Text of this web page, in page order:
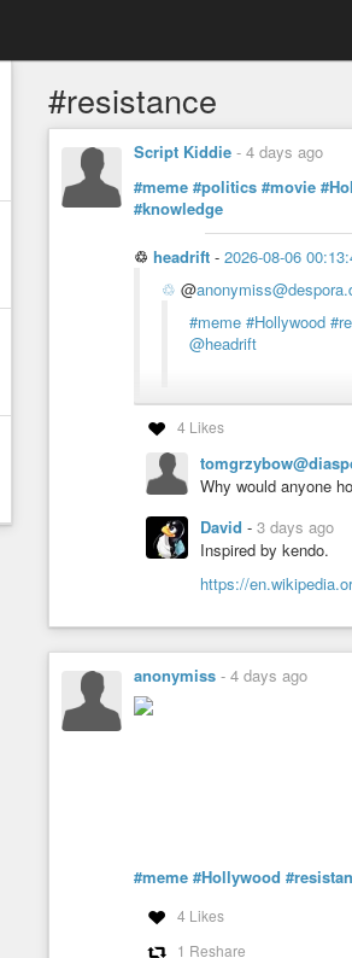
#resistance
Script Kiddie - 4 days ago
#meme #politics #movie
#knowledge
♲ headrift - 2026-08-06
♲ @
#meme #Hollywood
@headrift
headrift
4 Likes
Why would anyone
David - 3 days ago
Inspired by kendo.
https://
anonymiss - 4 days ago
#meme #Hollywood
4 Likes
1 Reshare